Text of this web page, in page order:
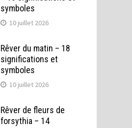
symboles
10 juillet 2026
Rêver du matin – 18
significations et
symboles
10 juillet 2026
Rêver de fleurs de
forsythia – 14